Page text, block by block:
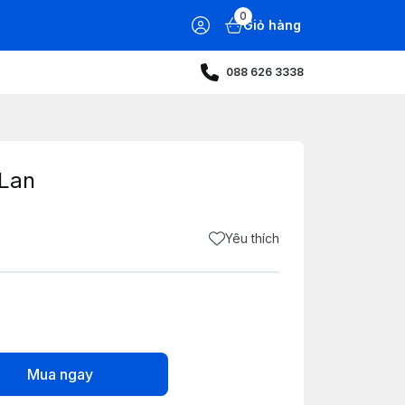
0
Giỏ hàng
088 626 3338
Yêu thích
Mua ngay